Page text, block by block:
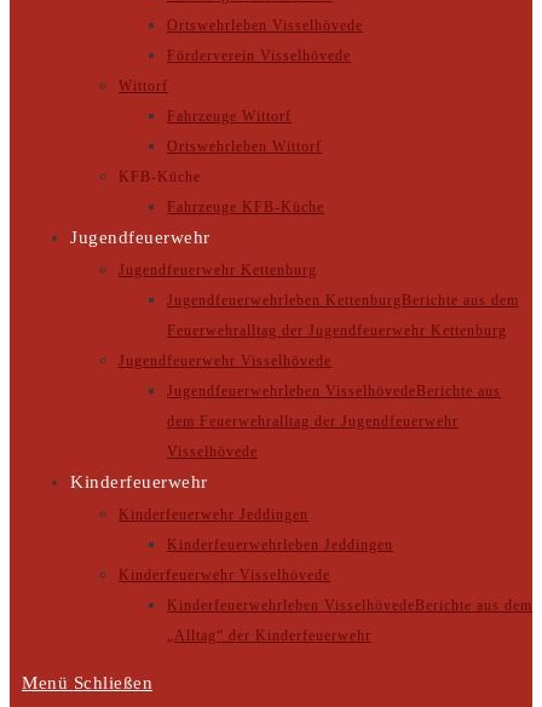
Ortswehrleben Visselhövede
Förderverein Visselhövede
Wittorf
Fahrzeuge Wittorf
Ortswehrleben Wittorf
KFB-Küche
Fahrzeuge KFB-Küche
Jugendfeuerwehr
Jugendfeuerwehr Kettenburg
Jugendfeuerwehrleben Kettenburg Berichte aus dem
Feuerwehralltag der Jugendfeuerwehr Kettenburg
Jugendfeuerwehr Visselhövede
Jugendfeuerwehrleben Visselhövede Berichte aus
dem Feuerwehralltag der Jugendfeuerwehr
Visselhövede
Kinderfeuerwehr
Kinderfeuerwehr Jeddingen
Kinderfeuerwehrleben Jeddingen
Kinderfeuerwehr Visselhövede
Kinderfeuerwehrleben Visselhövede Berichte aus dem
„Alltag“ der Kinderfeuerwehr
Menü Schließen